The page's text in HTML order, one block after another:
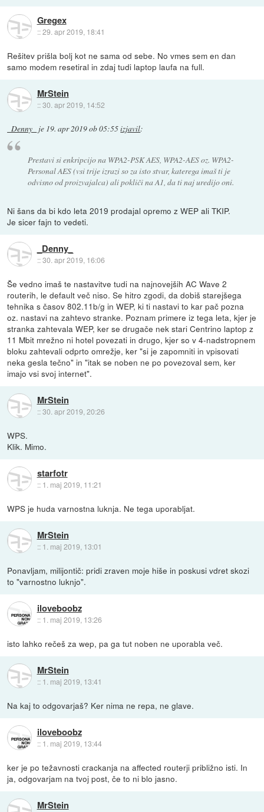
Gregex
::29. apr 2019, 18:41
Rešitev prišla bolj kot ne sama od sebe. No vmes sem en dan
samo modem resetiral in zdaj tudi laptop laufa na full.
MrStein
::30. apr 2019, 14:52
_Denny_ je 19. apr 2019 ob 05:55izjavil:
Prestavi si enkripcijo na WPA2-PSK AES, WPA2-AES oz. WPA2-
Personal AES (vsi trije izrazi so za isto stvar, katerega imaš ti je
odvisno od proizvajalca) ali pokliči na A1, da ti naj uredijo oni.
Ni šans da bi kdo leta 2019 prodajal opremo z WEP ali TKIP.
Je sicer fajn to vedeti.
_Denny_
::30. apr 2019, 16:06
Še vedno imaš te nastavitve tudi na najnovejših AC Wave 2
routerih, le default več niso. Se hitro zgodi, da dobiš starejšega
tehnika s časov 802.11b/g in WEP, ki ti nastavi to kar pač pozna
oz. nastavi na zahtevo stranke. Poznam primere iz tega leta, kjer je
stranka zahtevala WEP, ker se drugače nek stari Centrino laptop z
11 Mbit mrežno ni hotel povezati in drugo, kjer so v 4-nadstropnem
bloku zahtevali odprto omrežje, ker "si je zapomniti in vpisovati
neka gesla tečno" in "itak se noben ne po povezoval sem, ker
imajo vsi svoj internet".
MrStein
::30. apr 2019, 20:26
WPS.
Klik. Mimo.
starfotr
:: 1. maj 2019, 11:21
WPS je huda varnostna luknja. Ne tega uporabljat.
MrStein
:: 1. maj 2019, 13:01
Ponavljam, milijontič: pridi zraven moje hiše in poskusi vdret skozi
to "varnostno luknjo".
iloveboobz
:: 1. maj 2019, 13:26
isto lahko rečeš za wep, pa ga tut noben ne uporabla več.
MrStein
:: 1. maj 2019, 13:41
Na kaj to odgovarjaš? Ker nima ne repa, ne glave.
iloveboobz
:: 1. maj 2019, 13:44
ker je po težavnosti crackanja na affected routerji približno isti. In
ja, odgovarjam na tvoj post, če to ni blo jasno.
MrStein